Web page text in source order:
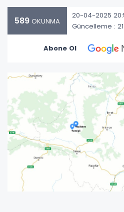
589 OKUNMA
20-04-2025
Güncelleme :
Abone Ol